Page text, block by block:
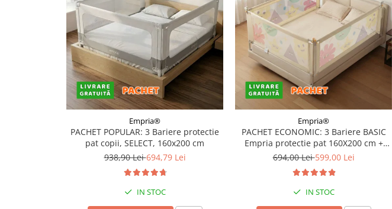
Baia bebelusului
Jucarii copii si jocuri educative
Jocuri educative
Jucarii bebelusi
Covorase ortopedice senzoriale
Cuburi magnetice JollyHeap®
Empria®
PACHET POPULAR: 3 Bariere protectie
pat copii, SELECT, 160x200 cm
938,90 Lei694,79 Lei
IN STOC
Empria®
PACHET ECONOMIC: 3 Bariere BASIC
Empria protectie pat 160X200 cm +
bara stabilizatoare
694,00 Lei599,00 Lei
IN STOC